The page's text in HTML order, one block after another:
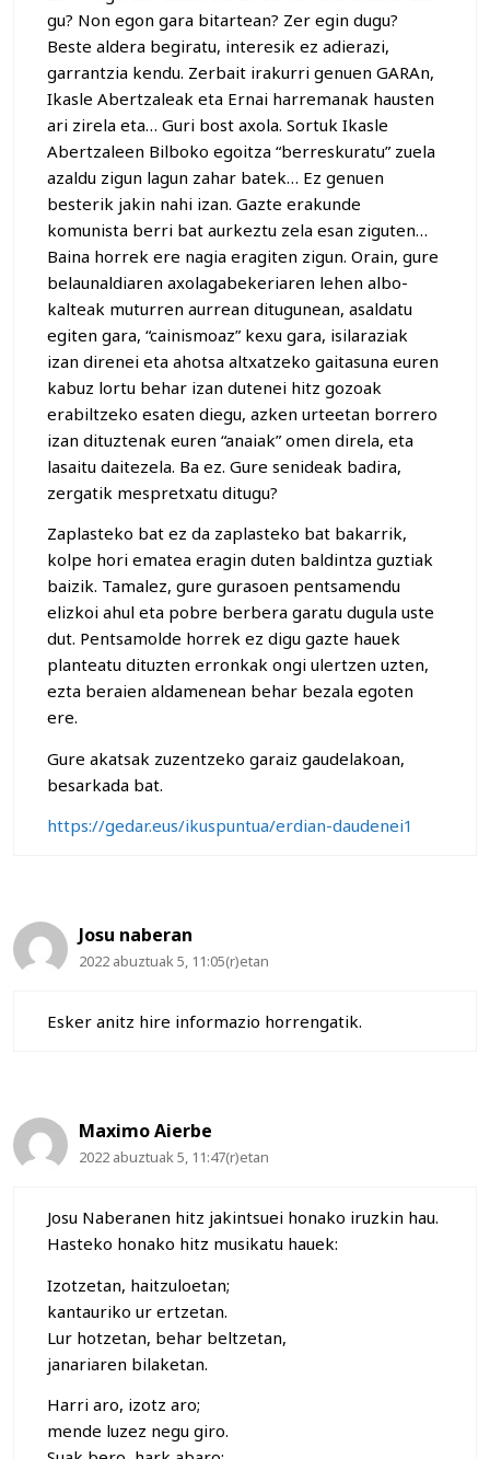
gu? Non egon gara bitartean? Zer egin dugu?
Beste aldera begiratu, interesik ez adierazi,
garrantzia kendu. Zerbait irakurri genuen GARAn,
Ikasle Abertzaleak eta Ernai harremanak hausten
ari zirela eta… Guri bost axola. Sortuk Ikasle
Abertzaleen Bilboko egoitza “berreskuratu” zuela
azaldu zigun lagun zahar batek… Ez genuen
besterik jakin nahi izan. Gazte erakunde
komunista berri bat aurkeztu zela esan ziguten…
Baina horrek ere nagia eragiten zigun. Orain, gure
belaunaldiaren axolagabekeriaren lehen albo-
kalteak muturren aurrean ditugunean, asaldatu
egiten gara, “cainismoaz” kexu gara, isilaraziak
izan direnei eta ahotsa altxatzeko gaitasuna euren
kabuz lortu behar izan dutenei hitz gozoak
erabiltzeko esaten diegu, azken urteetan borrero
izan dituztenak euren “anaiak” omen direla, eta
lasaitu daitezela. Ba ez. Gure senideak badira,
zergatik mespretxatu ditugu?
Zaplasteko bat ez da zaplasteko bat bakarrik,
kolpe hori ematea eragin duten baldintza guztiak
baizik. Tamalez, gure gurasoen pentsamendu
elizkoi ahul eta pobre berbera garatu dugula uste
dut. Pentsamolde horrek ez digu gazte hauek
planteatu dituzten erronkak ongi ulertzen uzten,
ezta beraien aldamenean behar bezala egoten
ere.
Gure akatsak zuzentzeko garaiz gaudelakoan,
besarkada bat.
https://gedar.eus/ikuspuntua/erdian-daudenei1
Josu naberan
2022 abuztuak 5, 11:05(r)etan
Esker anitz hire informazio horrengatik.
Maximo Aierbe
2022 abuztuak 5, 11:47(r)etan
Josu Naberanen hitz jakintsuei honako iruzkin hau.
Hasteko honako hitz musikatu hauek:
Izotzetan, haitzuloetan;
kantauriko ur ertzetan.
Lur hotzetan, behar beltzetan,
janariaren bilaketan.
Harri aro, izotz aro;
mende luzez negu giro.